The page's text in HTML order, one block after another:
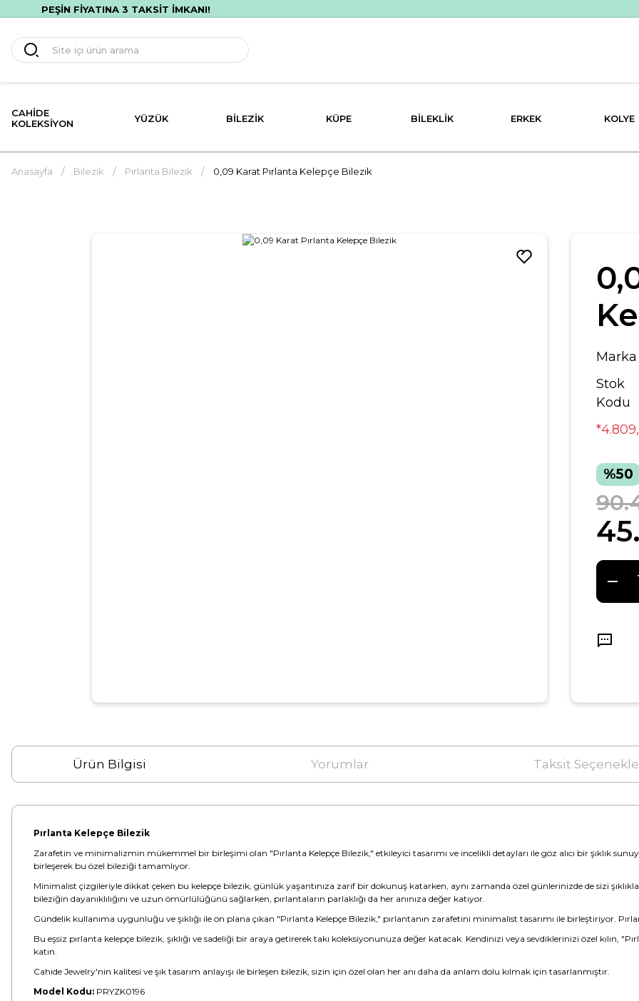
PEŞİN FİYATINA 3 TAKSİT İMKANI!
CAHIDE
KOLEKSIYON
YÜZÜK BILEZIK KÜPE BILEKLIK ERKEK KOLYE
Anasayfa Bilezik Pırlanta Bilezik 0,09 Karat Pırlanta Kelepçe Bilezik
Marka
Stok
Kodu
%50
Ürün Bilgisi Yorumlar Taksit
Pırlanta Kelepçe Bilezik
Zarafetin ve minimalizmin mükemmel bir birleşimi olan "Pırlanta Kelepçe Bilezik," etkileyici tasarımı ve incelikli detayları ile göz alıcı bir şıklık
birleşerek bu özel bileziği tamamlıyor.
Minimalist çizgileriyle dikkat çeken bu kelepçe bilezik, günlük yaşantınıza zarif bir dokunuş katarken, aynı zamanda özel günlerinizde de sizi
bileziğin dayanıklılığını ve uzun ömürlülüğünü sağlarken, pırlantaların parlaklığı da her anınıza değer katıyor.
Gündelik kullanıma uygunluğu ve şıklığı ile ön plana çıkan "Pırlanta Kelepçe Bilezik," pırlantanın zarafetini minimalist tasarımı ile birleştiriyor.
Bu eşsiz pırlanta kelepçe bilezik, şıklığı ve sadeliği bir araya getirerek takı koleksiyonunuza değer katacak. Kendinizi veya sevdiklerinizi özel kılın,
katın.
Cahide Jewelry'nin kalitesi ve şık tasarım anlayışı ile birleşen bilezik, sizin için özel olan her anı daha da anlam dolu kılmak için tasarlanmıştır.
Model Kodu: PRYZK0196